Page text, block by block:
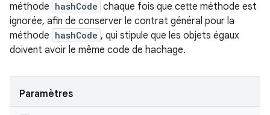
méthode hashCode chaque fois que cette méthode est
ignorée, afin de conserver le contrat général pour la
méthode hashCode , qui stipule que les objets égaux
doivent avoir le même code de hachage.
Paramètres